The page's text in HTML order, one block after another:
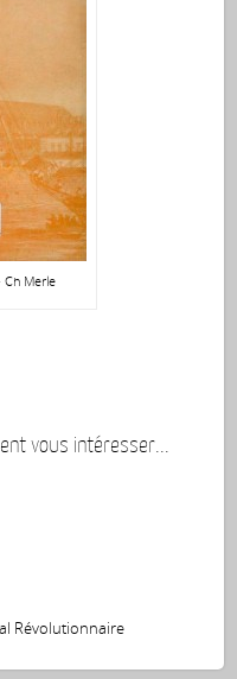
Ch Merle
vous intéresser...
Révolutionnaire